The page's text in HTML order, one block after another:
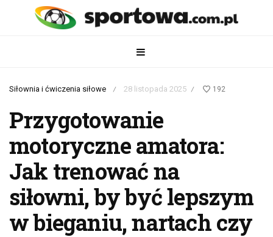
Siłownia i ćwiczenia siłowe / 28 listopada 2025 / 192
Przygotowanie
motoryczne amatora:
Jak trenować na
siłowni, by być lepszym
w bieganiu, nartach czy